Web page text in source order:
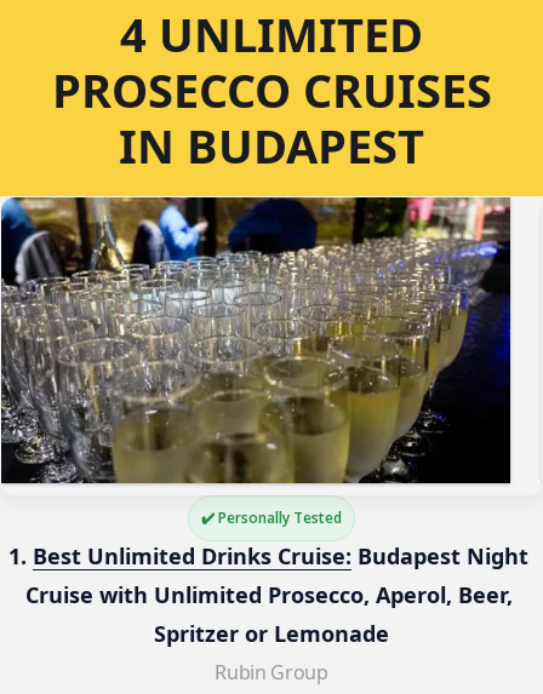
4 UNLIMITED
PROSECCO CRUISES
IN BUDAPEST
✔️ Personally Tested
1. Best Unlimited Drinks Cruise: Budapest Night
Cruise with Unlimited Prosecco, Aperol, Beer,
Spritzer or Lemonade
Rubin Group